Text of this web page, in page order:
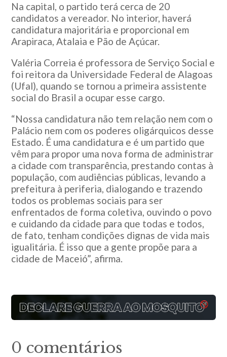
Na capital, o partido terá cerca de 20
candidatos a vereador. No interior, haverá
candidatura majoritária e proporcional em
Arapiraca, Atalaia e Pão de Açúcar.
Valéria Correia é professora de Serviço Social e
foi reitora da Universidade Federal de Alagoas
(Ufal), quando se tornou a primeira assistente
social do Brasil a ocupar esse cargo.
“Nossa candidatura não tem relação nem com o
Palácio nem com os poderes oligárquicos desse
Estado. É uma candidatura e é um partido que
vêm para propor uma nova forma de administrar
a cidade com transparência, prestando contas à
população, com audiências públicas, levando a
prefeitura à periferia, dialogando e trazendo
todos os problemas sociais para ser
enfrentados de forma coletiva, ouvindo o povo
e cuidando da cidade para que todas e todos,
de fato, tenham condições dignas de vida mais
igualitária. É isso que a gente propõe para a
cidade de Maceió”, afirma.
0 comentários